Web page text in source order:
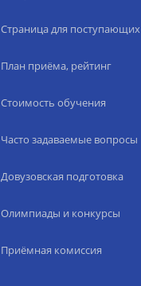
Страница для поступающих
План приёма, рейтинг
Стоимость обучения
Часто задаваемые вопросы
Довузовская подготовка
Олимпиады и конкурсы
Приёмная комиссия